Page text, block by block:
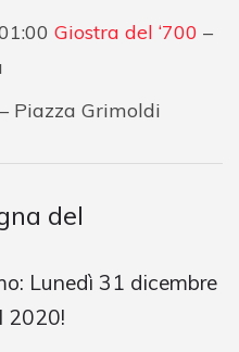
Giostra del ‘700 –
– Piazza Grimoldi
del
Lunedì 31 dicembre
2020!